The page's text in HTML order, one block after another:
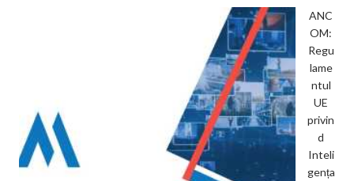
ANC
OM:
Regu
lame
ntul
UE
privin
d
Inteli
gența